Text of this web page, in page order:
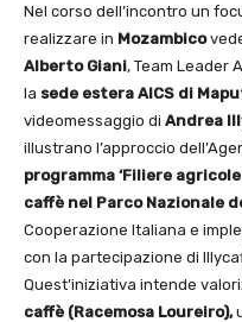
Nel corso dell’incontro un
realizzare in Mozambico
Alberto Giani, Team Leader
la sede estera AICS di
videomessaggio di Andrea
illustrano l’approccio
programma ‘Filiere
caffè nel Parco Nazionale
Cooperazione Italiana e
con la partecipazione di
Quest’iniziativa intende
caffè (Racemosa Loureiro),